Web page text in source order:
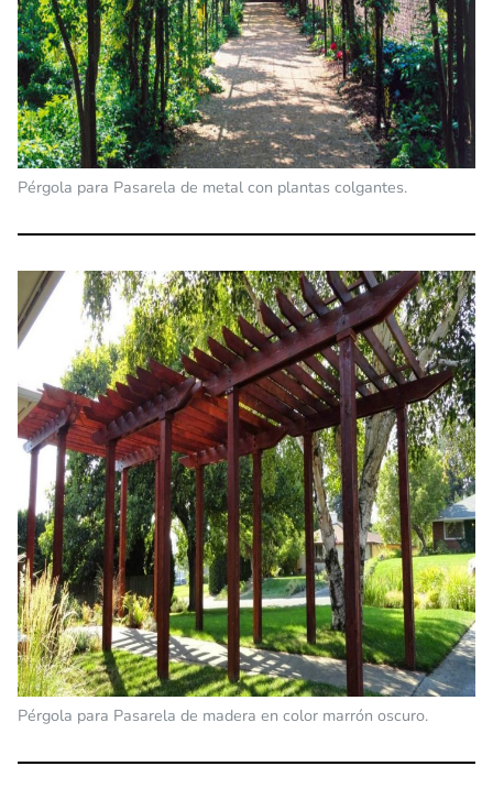
Pérgola para Pasarela de metal con plantas colgantes.
Pérgola para Pasarela de madera en color marrón oscuro.